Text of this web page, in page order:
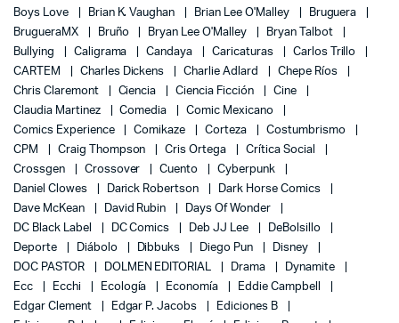
Boys Love
Brian K. Vaughan Brian Lee O'Malley
Bruguera
BrugueraMX
Bruño Bryan Lee O'Malley
Bryan Talbot
Bullying
Caligrama Candaya Caricaturas
Carlos Trillo
CARTEM
Charles Dickens Charlie Adlard
Chepe Ríos
Chris Claremont
Ciencia Ciencia Ficción
Cine
Claudia Martinez
Comedia
Comic Mexicano
Comics Experience
Comikaze Corteza
Costumbrismo
CPM
Craig Thompson Cris Ortega
Crítica Social
Crossgen
Crossover Cuento
Cyberpunk
Daniel Clowes
Darick Robertson
Dark Horse Comics
Dave McKean
David Rubin
Days Of Wonder
DC Black Label
DC Comics Deb JJ Lee
DeBolsillo
Deporte
Diábolo Dibbuks Diego Pun
Disney
DOC PASTOR
DOLMEN EDITORIAL Drama
Dynamite
Ecc
Ecchi Ecología Economía
Eddie Campbell
Edgar Clement
Edgar P. Jacobs
Ediciones B